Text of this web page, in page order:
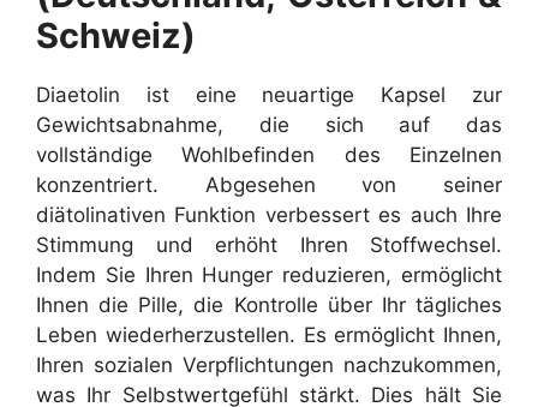
Schweiz)
Diaetolin ist eine neuartige Kapsel zur
Gewichtsabnahme, die sich auf das
vollständige Wohlbefinden des Einzelnen
konzentriert. Abgesehen von seiner
diätolinativen Funktion verbessert es auch Ihre
Stimmung und erhöht Ihren Stoffwechsel.
Indem Sie Ihren Hunger reduzieren, ermöglicht
Ihnen die Pille, die Kontrolle über Ihr tägliches
Leben wiederherzustellen. Es ermöglicht Ihnen,
Ihren sozialen Verpflichtungen nachzukommen,
was Ihr Selbstwertgefühl stärkt. Dies hält Sie